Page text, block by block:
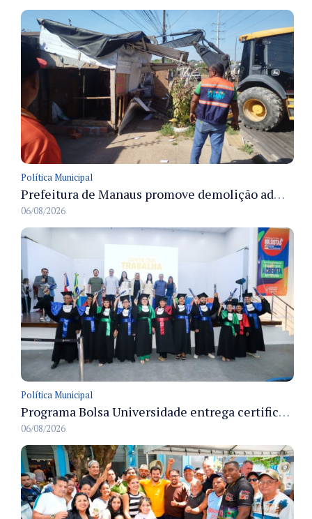
Política Municipal
Prefeitura de Manaus promove demolição administrativa de cinco estruturas que ocupavam calçada pública
06/08/2026
Política Municipal
Programa Bolsa Universidade entrega certificados a formandos em Manaus na sede do Executivo municipal
06/08/2026